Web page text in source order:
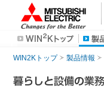
WIN2Kトップ 製品情報